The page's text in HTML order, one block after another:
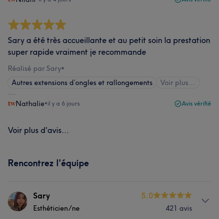
Sary a été très accueillante et au petit soin la prestation
super rapide vraiment je recommande
Réalisé par Sary•
Autres extensions d’ongles et rallongements
Voir plus...
Nathalie•il y a 6 jours Avis vérifié
Voir plus d'avis...
Rencontrez l'équipe
Sary
Esthéticien/ne
5.0
421 avis